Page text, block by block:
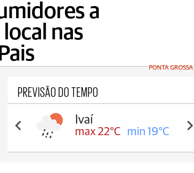
a
nas
PONTA GROSSA
PREVISÃO DO TEMPO
Ivaí
max 22°C min 19°C